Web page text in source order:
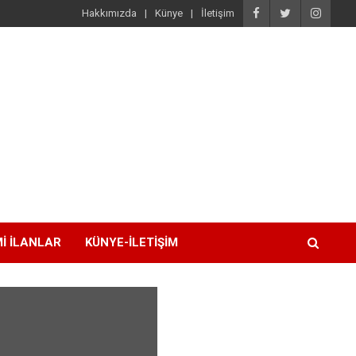
Hakkımızda Künye İletişim
İLANLAR KÜNYE-İLETIŞIM